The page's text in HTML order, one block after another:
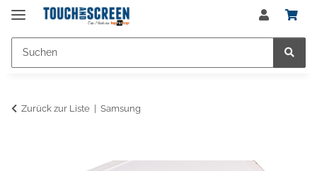
Zurück zur Liste Samsung